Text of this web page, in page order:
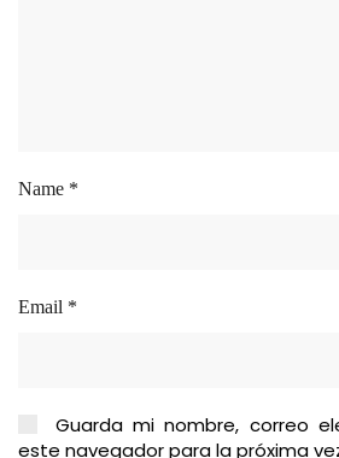
Name *
Email *
Guarda mi nombre, correo
este navegador para la próxima